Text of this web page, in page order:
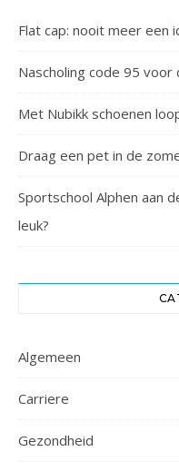
Flat cap: nooit meer een
Nascholing code 95 voor
Met Nubikk schoenen
Draag een pet in de
Sportschool Alphen aan
leuk?
Algemeen
Carriere
Gezondheid